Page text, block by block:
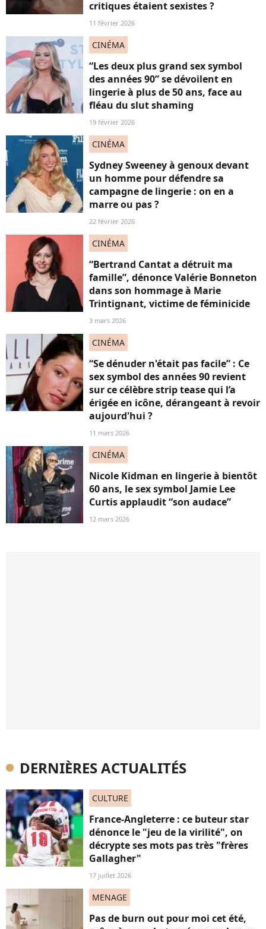
critiques étaient sexistes ?
11 février 2026
CINÉMA
“Les deux plus grand sex symbol
des années 90” se dévoilent en
lingerie à plus de 50 ans, face au
fléau du slut shaming
19 février 2026
CINÉMA
Sydney Sweeney à genoux devant
un homme pour défendre sa
campagne de lingerie : on en a
marre ou pas ?
22 février 2026
CINÉMA
“Bertrand Cantat a détruit ma
famille”, dénonce Valérie Bonneton
dans son hommage à Marie
Trintignant, victime de féminicide
3 mars 2026
CINÉMA
“Se dénuder n'était pas facile” : Ce
sex symbol des années 90 revient
sur ce célèbre strip tease qui l’a
érigée en icône, dérangeant à revoir
aujourd'hui ?
11 mars 2026
CINÉMA
Nicole Kidman en lingerie à bientôt
60 ans, le sex symbol Jamie Lee
Curtis applaudit “son audace”
12 mars 2026
DERNIÈRES ACTUALITÉS
CULTURE
France-Angleterre : ce buteur star
dénonce le "jeu de la virilité", on
décrypte ses mots pas très "frères
Gallagher"
17 juillet 2026
MENAGE
Pas de burn out pour moi cet été,